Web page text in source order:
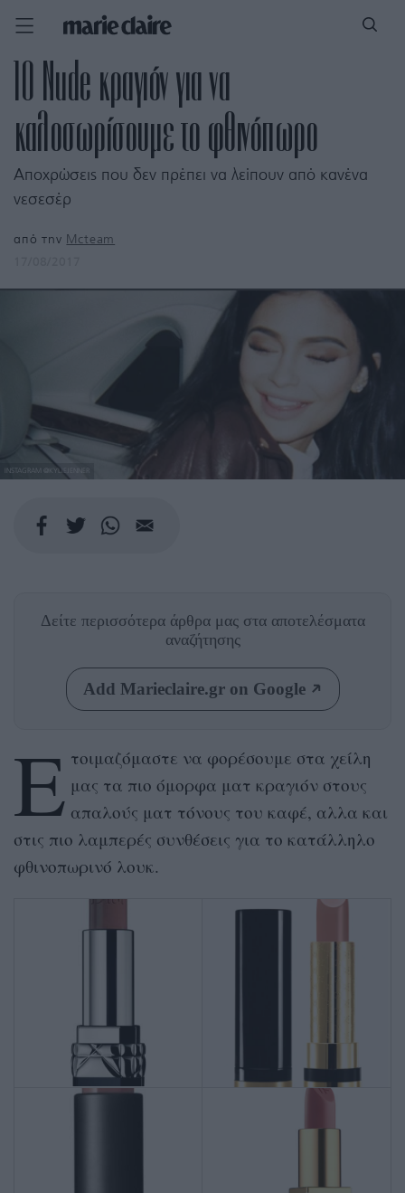
10 Nude κραγιόν για να
καλοσωρίσουμε το φθινόπωρο
Αποχρώσεις που δεν πρέπει να λείπουν από κανένα
νεσεσέρ
από την Mcteam
INSTAGRAM @KYLIEJENNER
Δείτε περισσότερα άρθρα μας στα αποτελέσματα
αναζήτησης
Add Marieclaire.gr on Google
Ε τοιμαζόμαστε να φορέσουμε στα χείλη
μας τα πιο όμορφα ματ κραγιόν στους
απαλούς ματ τόνους του καφέ, αλλα και
στις πιο λαμπερές συνθέσεις για το κατάλληλο
φθινοπωρινό λουκ.